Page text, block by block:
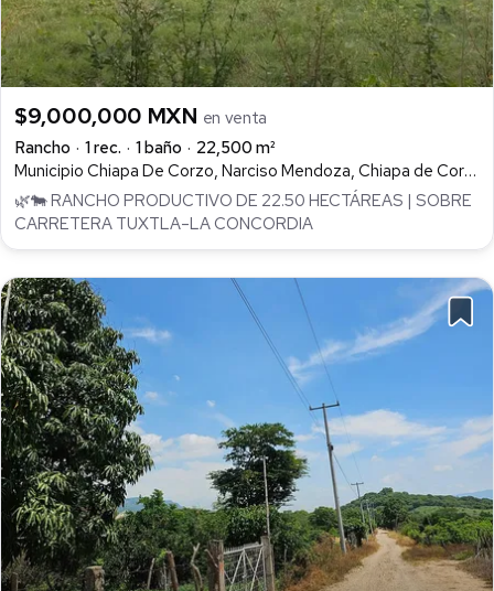
$9,000,000 MXN en venta
Rancho
1 rec. 1 baño
22,500 m²
Municipio Chiapa De Corzo, Narciso Mendoza, Chiapa de Corzo
🌿🐄 RANCHO PRODUCTIVO DE 22.50 HECTÁREAS | SOBRE
CARRETERA TUXTLA–LA CONCORDIA